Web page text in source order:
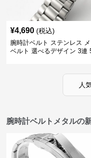
¥4,690 (税込)
腕時計ベルト ステンレス
ベルト 選べるデザイン 3連
人
腕時計ベルトメタルの